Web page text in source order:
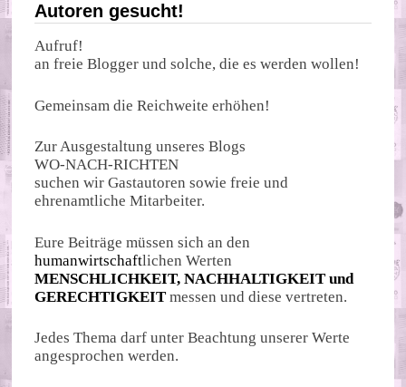
Autoren gesucht!
Aufruf!
an freie Blogger und solche, die es werden wollen!
Gemeinsam die Reichweite erhöhen!
Zur Ausgestaltung unseres Blogs
WO-NACH-RICHTEN
suchen wir Gastautoren sowie freie und
ehrenamtliche Mitarbeiter.
Eure Beiträge müssen sich an den
humanwirtschaftlichen Werten
MENSCHLICHKEIT, NACHHALTIGKEIT und
GERECHTIGKEIT messen und diese vertreten.
Jedes Thema darf unter Beachtung unserer Werte
angesprochen werden.